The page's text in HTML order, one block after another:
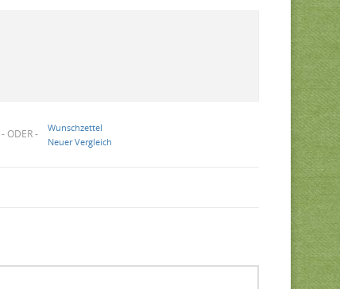
- ODER -
Wunschzettel
Neuer Vergleich